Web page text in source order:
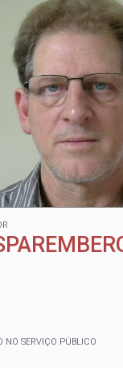
NO SERVIÇO PÚBLICO